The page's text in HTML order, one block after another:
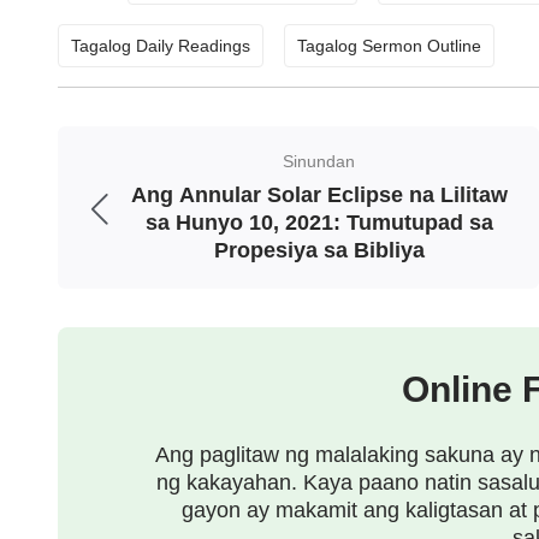
Anak ng tao” ay nagpapahiwatig na ang
“Anak ng tao” ay tumutukoy sa isang taong
ama. Kaya, ang Espiritu ng Diyos na
na Anak ng tao. Halimbawa, nang
nagsuot ng damit, nabuhay at kumilos
Diyos na si Jehova na isang Espiritu at
Ang espirituwal na katawan ng Panginoong
pagkabuhay ay maaaring lumusot sa mga
Tagalog Daily Readings Tagalog Sermon Outline
Sinundan
Ang Annular Solar Eclipse na Lilitaw
sa Hunyo 10, 2021: Tumutupad sa
Propesiya sa Bibliya
Online
Ang paglitaw ng malalaking sakuna ay
ng kakayahan. Kaya paano natin
gayon ay makamit ang kaligtasan at